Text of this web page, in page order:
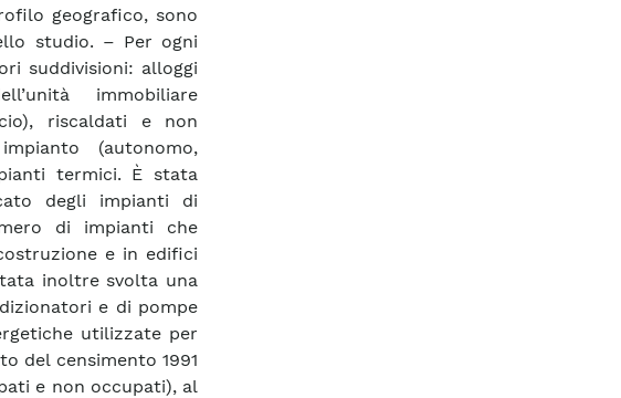
geografico, sono
studio. – Per ogni
suddivisioni: alloggi
immobiliare
riscaldati e non
(autonomo,
termici. È stata
degli impianti di
di impianti che
e in edifici
inoltre svolta una
e di pompe
utilizzate per
del censimento 1991
e non occupati), al